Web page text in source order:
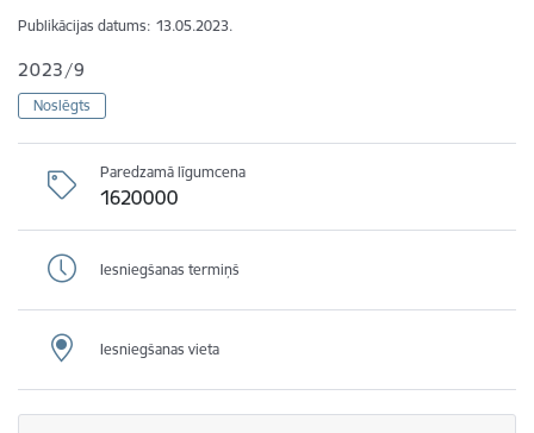
Publikācijas datums: 13.05.2023.
2023/9
Noslēgts
Paredzamā līgumcena
1620000
Iesniegšanas termiņš
Iesniegšanas vieta